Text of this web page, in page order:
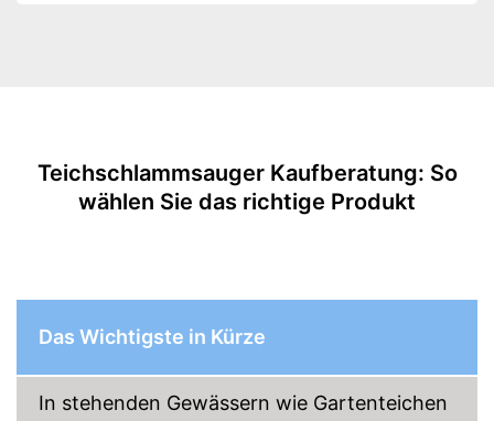
Teichschlammsauger Kaufberatung: So
wählen Sie das richtige Produkt
Das Wichtigste in Kürze
In stehenden Gewässern wie Gartenteichen